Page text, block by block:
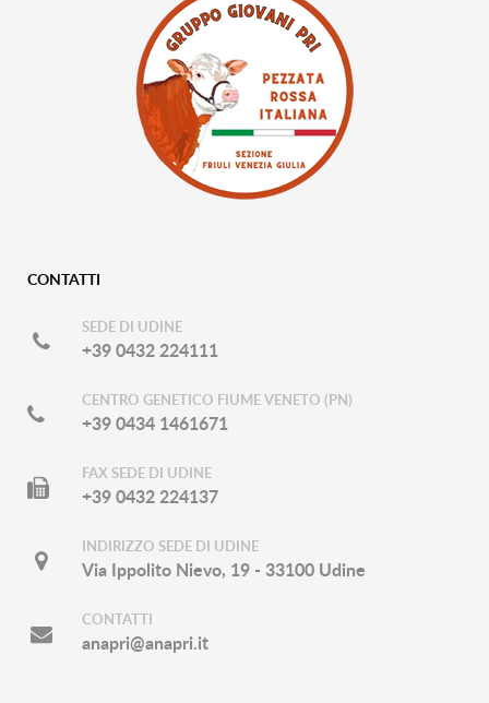
CONTATTI
SEDE DI UDINE
+39 0432 224111
CENTRO GENETICO FIUME VENETO (PN)
+39 0434 1461671
FAX SEDE DI UDINE
+39 0432 224137
INDIRIZZO SEDE DI UDINE
Via Ippolito Nievo, 19 - 33100 Udine
CONTATTI
anapri@anapri.it